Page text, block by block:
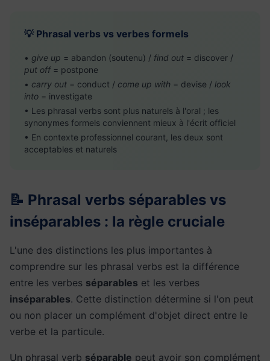
💡 Phrasal verbs vs verbes formels
• give up = abandon (soutenu) / find out = discover /
put off= postpone
• carry out = conduct / come up with = devise / look
into = investigate
• Les phrasal verbs sont plus naturels à l'oral ; les
synonymes formels conviennent mieux à l'écrit officiel
• En contexte professionnel courant, les deux sont
acceptables et naturels
📝 Phrasal verbs séparables vs
inséparables : la règle cruciale
L'une des distinctions les plus importantes à
comprendre sur les phrasal verbs est la différence
entre les verbes séparables et les verbes
inséparables. Cette distinction détermine si l'on peut
ou non placer un complément d'objet direct entre le
verbe et la particule.
Un phrasal verb séparable peut avoir son complément